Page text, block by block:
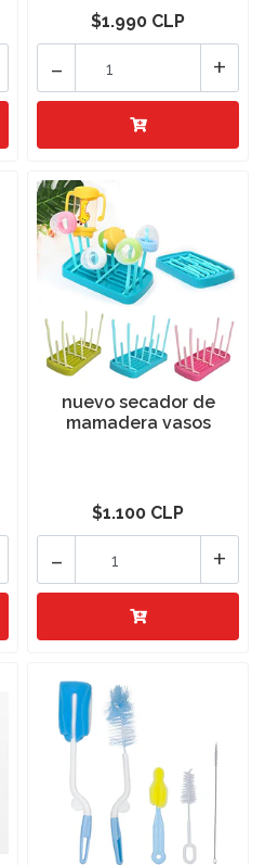
$1.990 CLP
+
-
nuevo secador de
mamadera vasos
$1.100 CLP
+
-